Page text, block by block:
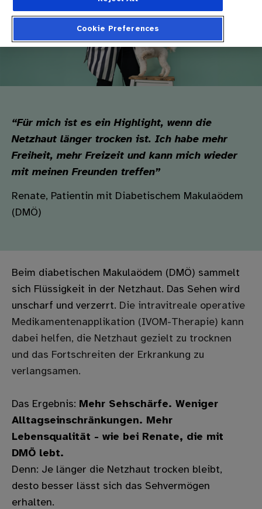
“Für mich ist es ein Highlight, wenn die
Netzhaut länger trocken ist. Ich habe mehr
Freiheit, mehr Freizeit und kann mich wieder
mit meinen Freunden treffen”
Renate, Patientin mit Diabetischem Makulaödem
(DMÖ)
Beim diabetischen Makulaödem (DMÖ) sammelt
sich Flüssigkeit in der Netzhaut. Das Sehen wird
unscharf und verzerrt. Die intravitreale operative
Medikamentenapplikation (IVOM-Therapie) kann
dabei helfen, die Netzhaut gezielt zu trocknen
und das Fortschreiten der Erkrankung zu
verlangsamen.
Das Ergebnis: Mehr Sehschärfe. Weniger
Alltagseinschränkungen. Mehr
Lebensqualität - wie bei Renate, die mit
DMÖ lebt.
Denn: Je länger die Netzhaut trocken bleibt,
desto besser lässt sich das Sehvermögen
erhalten.
Cookie Preferences